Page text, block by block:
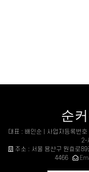
순
대표 : 배인순 | 사업자등록번
2-
주소 : 서울 용산구 원효로
4466